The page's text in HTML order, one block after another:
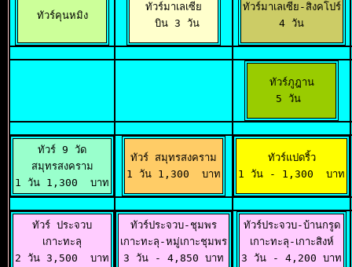
ทัวร์คุนหมิง
ทัวร์มาเลเซีย
บิน 3 วัน
ทัวร์มาเลเซีย-สิงคโปร์
4 วัน
ทัวร์ภูฎาน
5 วัน
ทัวร์ 9 วัด
สมุทรสงคราม
1 วัน 1,300  บาท
ทัวร์ สมุทรสงคราม
1 วัน 1,300  บาท
ทัวร์แปดริ้ว
1 วัน - 1,300  บาท
ทัวร์ ประจวบ
เกาะทะลุ
2 วัน 3,500  บาท
ทัวร์ประจวบ-ชุมพร
เกาะทะลุ-หมู่เกาะชุมพร
3 วัน - 4,850 บาท
ทัวร์ประจวบ-บ้านกรูด
เกาะทะลุ-เกาะสิงห์
3 วัน - 4,200 บาท